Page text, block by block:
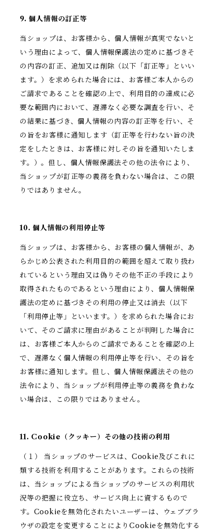
9. 個人情報の訂正等
当ショップは、お客様から、個人情報が真実でないと
いう理由によって、個人情報保護法の定めに基づきそ
の内容の訂正、追加又は削除（以下「訂正等」といい
ます。）を求められた場合には、お客様ご本人からの
ご請求であることを確認の上で、利用目的の達成に必
要な範囲内において、遅滞なく必要な調査を行い、そ
の結果に基づき、個人情報の内容の訂正等を行い、そ
の旨をお客様に通知します（訂正等を行わない旨の決
定をしたときは、お客様に対しその旨を通知いたしま
す。）。但し、個人情報保護法その他の法令により、
当ショップが訂正等の義務を負わない場合は、この限
りではありません。
10. 個人情報の利用停止等
当ショップは、お客様から、お客様の個人情報が、あ
らかじめ公表された利用目的の範囲を超えて取り扱わ
れているという理由又は偽りその他不正の手段により
取得されたものであるという理由により、個人情報保
護法の定めに基づきその利用の停止又は消去（以下
「利用停止等」といいます。）を求められた場合にお
いて、そのご請求に理由があることが判明した場合に
は、お客様ご本人からのご請求であることを確認の上
で、遅滞なく個人情報の利用停止等を行い、その旨を
お客様に通知します。但し、個人情報保護法その他の
法令により、当ショップが利用停止等の義務を負わな
い場合は、この限りではありません。
11. Cookie（クッキー）その他の技術の利用
（１） 当ショップのサービスは、Cookie及びこれに
類する技術を利用することがあります。これらの技術
は、当ショップによる当ショップのサービスの利用状
況等の把握に役立ち、サービス向上に資するもので
す。Cookieを無効化されたいユーザーは、ウェブブラ
ウザの設定を変更することによりCookieを無効化する